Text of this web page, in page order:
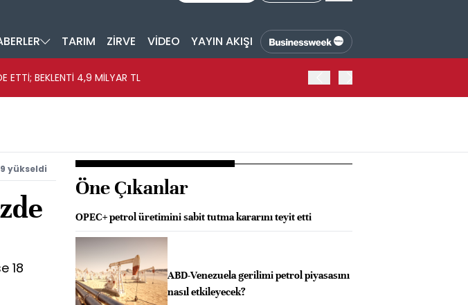
TARIM ZİRVE VİDEO YAYIN AKIŞI
ETTİ; BEKLENTİ 4,9 MİLYAR TL
yükseldi
18
Öne Çıkanlar
OPEC+ petrol üretimini sabit tutma kararını teyit etti
ABD-Venezuela gerilimi petrol piyasasını
nasıl etkileyecek?